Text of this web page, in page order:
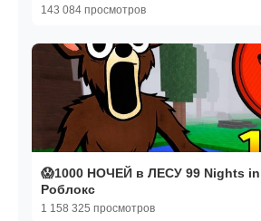
143 084 просмотров
😱1000 НОЧЕЙ в ЛЕСУ 99 Nights
Роблокс
1 158 325 просмотров